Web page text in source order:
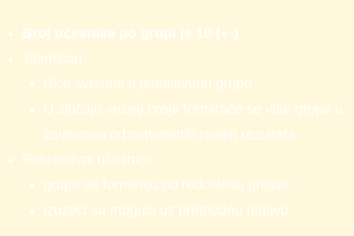
Broj učesnika po grupi je 10 (+-)
Takmičari:
Biće svrstani u jednistvenu grupu
U slučaju većeg broja formiraće se više grupa u
zavisnosti od ostvarenih ranijih rezultata
Rekreativni učesnici:
grupe se formiraju po redosledu prijave
izuzeci su mogući uz prethodnu najavu